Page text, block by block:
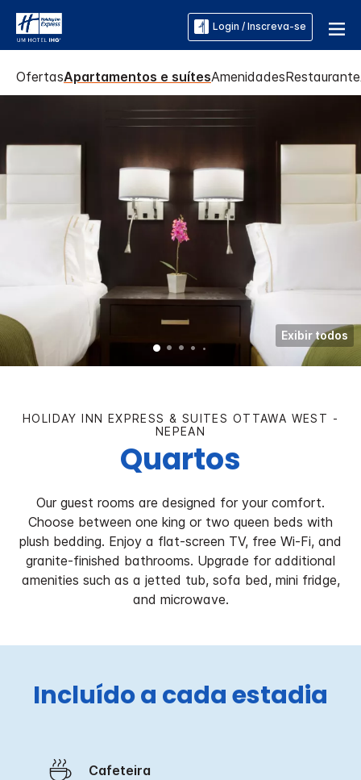
Login / Inscreva-se
OfertasApartamentos e suítesAmenidadesRestaurante
Exibir todos
HOLIDAY INN EXPRESS & SUITES OTTAWA WEST -
NEPEAN
Quartos
Our guest rooms are designed for your comfort.
Choose between one king or two queen beds with
plush bedding. Enjoy a flat-screen TV, free Wi-Fi, and
granite-finished bathrooms. Upgrade for additional
amenities such as a jetted tub, sofa bed, mini fridge,
and microwave.
Incluído a cada estadia
Cafeteira